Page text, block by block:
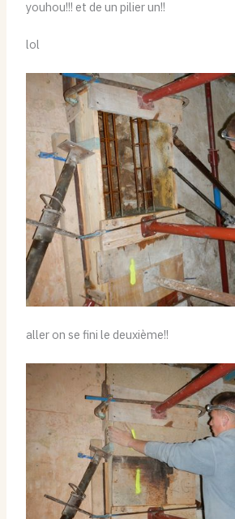
youhou!!! et de un pilier un!!
lol
aller on se fini le deuxième!!